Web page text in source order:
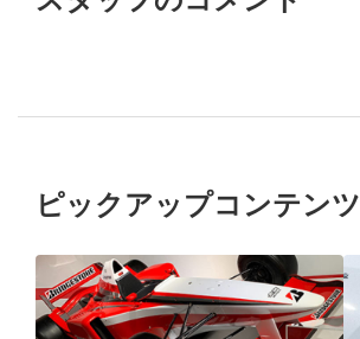
ピックアップコンテンツ